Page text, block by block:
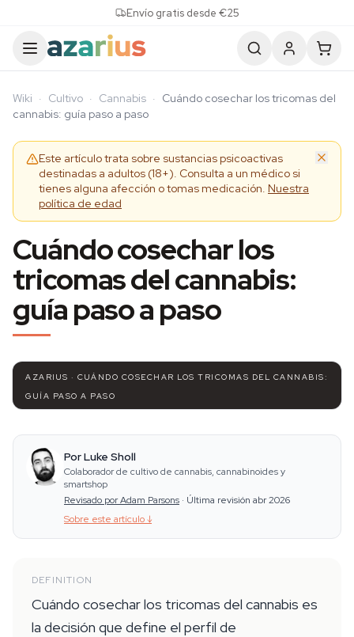
Envío gratis desde €25
Wiki · Cultivo · Cannabis · Cuándo cosechar los tricomas del
cannabis: guía paso a paso
Este artículo trata sobre sustancias psicoactivas
destinadas a adultos (18+). Consulta a un médico si
tienes alguna afección o tomas medicación. Nuestra
política de edad
Cuándo cosechar los
tricomas del cannabis:
guía paso a paso
AZARIUS · CUÁNDO COSECHAR LOS TRICOMAS DEL CANNABIS:
GUÍA PASO A PASO
Por Luke Sholl
Colaborador de cultivo de cannabis, cannabinoides y
smartshop
Revisado por Adam Parsons · Última revisión abr 2026
Sobre este artículo↓
DEFINITION
Cuándo cosechar los tricomas del cannabis es
la decisión que define el perfil de